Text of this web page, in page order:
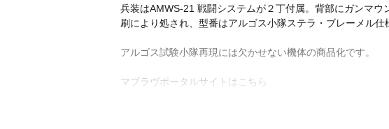
兵装はAMWS-21 戦闘システムが２丁付属。背部にガンマ
刷により処され、型番はアルゴス小隊ステラ・ブレーメル仕
アルゴス試験小隊再現には欠かせない機体の商品化です。
マブラヴポータルサイトはこちら